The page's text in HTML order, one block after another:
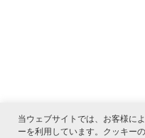
当ウェブサイトでは、お客様に
ーを利用しています。クッキー